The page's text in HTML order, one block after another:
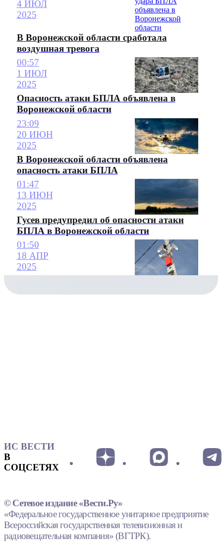
4 ИЮЛ
2025
В Воронежской области сработала
воздушная тревога
00:57
1 ИЮЛ
2025
Опасность атаки БПЛА объявлена в
Воронежской области
23:09
20 ИЮН
2025
В Воронежской области объявлена
опасность атаки БПЛА
01:47
13 ИЮН
2025
Гусев предупредил об опасности атаки
БПЛА в Воронежской области
01:50
18 АПР
2025
ИС ВЕСТИ
В
СОЦСЕТЯХ
© Сетевое издание «Вести.Ру»
«Федеральное государственное унитарное предприятие
Всероссийская государственная телевизионная и
радиовещательная компания» (ВГТРК).